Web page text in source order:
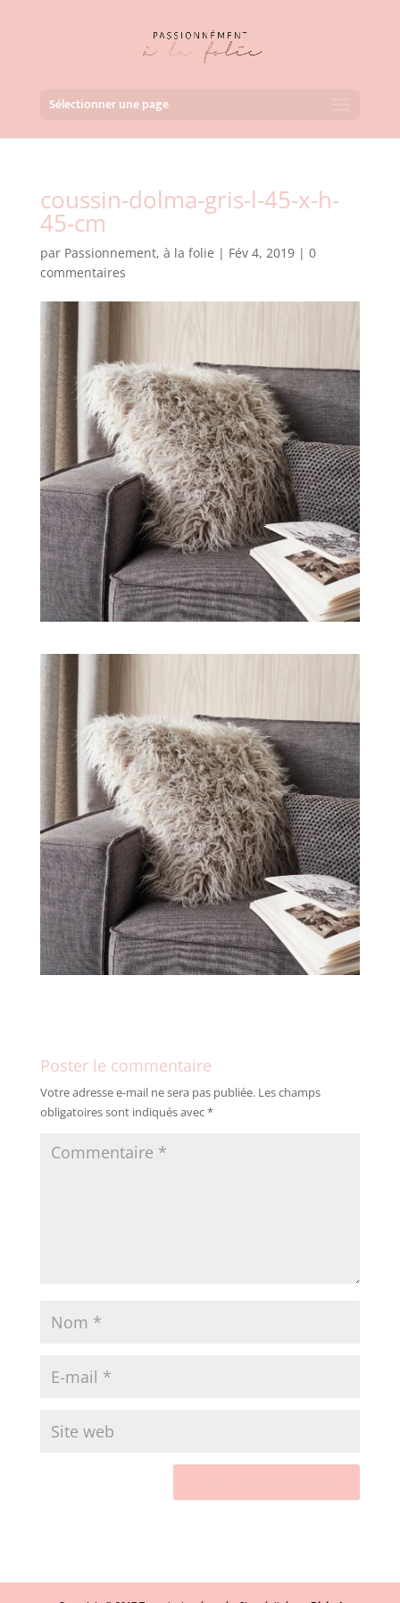
Sélectionner une page
coussin-dolma-gris-l-45-x-h-
45-cm
par Passionnement, à la folie | Fév 4, 2019| 0
commentaires
Poster le commentaire
Votre adresse e-mail ne sera pas publiée. Les champs
obligatoires sont indiqués avec*